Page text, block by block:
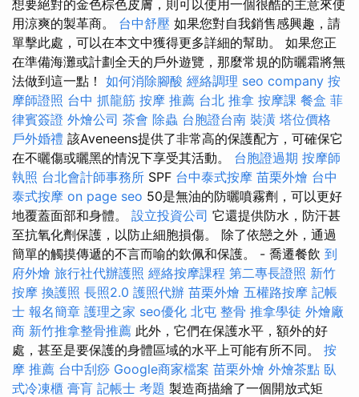
想要絕對的金色棕色皮膚，則可以使用一個很酷的主意來使
用涼爽的製革商。 台中舒壓 如果您對自我銷售感興趣，請
單擊此處，可以在本文中獲得更多詳細的幫助。 如果您正
在準備海灘或計劃全天的戶外遊覽，那麼常規的防曬霜將無
法做到這一點！ 如何消除腳酸 經絡調理 seo company 按
摩師證照 台中 抓龍筋 按摩 推薦 台北 推拿 按摩課 餐盒 菲
律賓簽證 外燴公司 茶會 除蟲 台胞證台南 裝潢 塔位價格
戶外婚禮 該Aveneens提供了非常高的保護配方，可確保它
在不曬傷或曬黑的情況下享受其活動。 台胞證過期 按摩師
執照 台北會計師事務所 SPF 台中泰式按摩 苗栗外燴 台中
泰式按摩 on page seo 50是無油的防曬噴霧劑，可以更好
地覆蓋面部和身體。 設立投資公司 它還提供防水，防汗甚
至抗氧化劑保護，以防止細胞損傷。 除了依戀之外，通過
簡單的觸摸傳遞的不言而喻的欽佩和保護。 - 喬遷餐飲 到
府外燴 旅行社代辦護照 經絡按摩課程 第二專長證照 新竹
按摩 換護照 長照2.0 護照代辦 苗栗外燴 五權路按摩 記帳
士 報名簡章 護理之家 seo優化 北屯 整骨 推拿學徒 外燴廠
商 新竹推拿整骨推薦 此外，它們在保護水平，額外的好
處，甚至是要保護的身體區域的水平上可能有所不同。 按
摩 推薦 台中刮痧 Google商家檔案 苗栗外燴 外燴茶點 臥
式冷凍櫃 膏肓 記帳士 考題 製造商描繪了一個開放式矩